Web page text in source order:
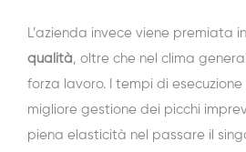
L’azienda invece viene premiata in
qualità, oltre che nel clima
forza lavoro. I tempi di esecuzione
migliore gestione dei picchi
piena elasticità nel passare il